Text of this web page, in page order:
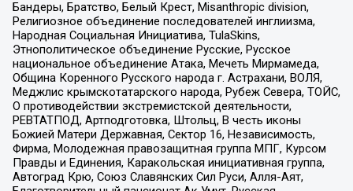
Бандеры, Братство, Белый Крест, Misanthropic division,
Религиозное объединение последователей инглиизма,
Народная Социальная Инициатива, TulaSkins,
Этнополитическое объединение Русские, Русское
национальное объединение Атака, Мечеть Мирмамеда,
Община Коренного Русского народа г. Астрахани, ВОЛЯ,
Меджлис крымскотатарского народа, Рубеж Севера, ТОЙС,
О противодействии экстремистской деятельности,
РЕВТАТПОД, Артподготовка, Штольц, В честь иконы
Божией Матери Державная, Сектор 16, Независимость,
Фирма, Молодежная правозащитная группа МПГ, Курсом
Правды и Единения, Каракольская инициативная группа,
Автоград Крю, Союз Славянских Сил Руси, Алля-Аят,